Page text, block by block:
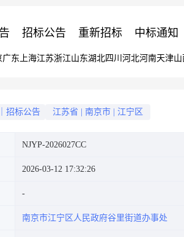
招标公告 重新招标 中标通知
广东 上海江苏浙江山东湖北四川 河北河南天津山
招标公告 江苏省 南京市 江宁区
NJYP-2026027CC
2026-03-12 17:32:26
南京市江宁区人民政府谷里街道办事处